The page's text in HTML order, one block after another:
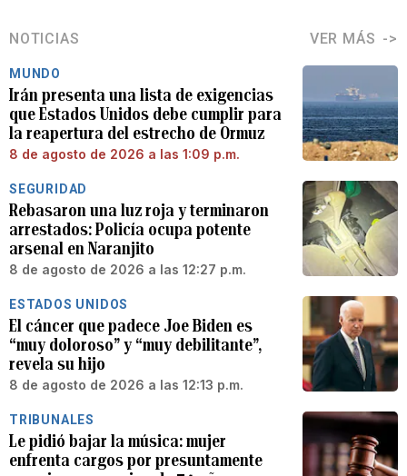
NOTICIAS VER MÁS
MUNDO
Irán presenta una lista de exigencias
que Estados Unidos debe cumplir para
la reapertura del estrecho de Ormuz
8 de agosto de 2026 a las 1:09 p.m.
SEGURIDAD
Rebasaron una luz roja y terminaron
arrestados: Policía ocupa potente
arsenal en Naranjito
8 de agosto de 2026 a las 12:27 p.m.
ESTADOS UNIDOS
El cáncer que padece Joe Biden es
“muy doloroso” y “muy debilitante”,
revela su hijo
8 de agosto de 2026 a las 12:13 p.m.
TRIBUNALES
Le pidió bajar la música: mujer
enfrenta cargos por presuntamente